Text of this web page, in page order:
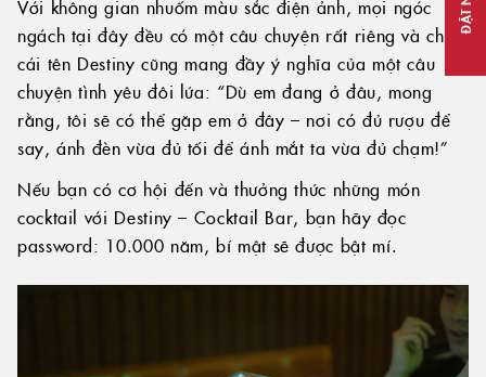
Với không gian nhuốm màu sắc điện ảnh, mọi ngóc
ngách tại đây đều có một câu chuyện rất riêng và chính
cái tên Destiny cũng mang đầy ý nghĩa của một câu
chuyện tình yêu đôi lứa: “Dù em đang ở đâu, mong
rằng, tôi sẽ có thể gặp em ở đây – nơi có đủ rượu để
say, ánh đèn vừa đủ tối để ánh mắt ta vừa đủ chạm!”
Nếu bạn có cơ hội đến và thưởng thức những món
cocktail với Destiny – Cocktail Bar, bạn hãy đọc
password: 10.000 năm, bí mật sẽ được bật mí.